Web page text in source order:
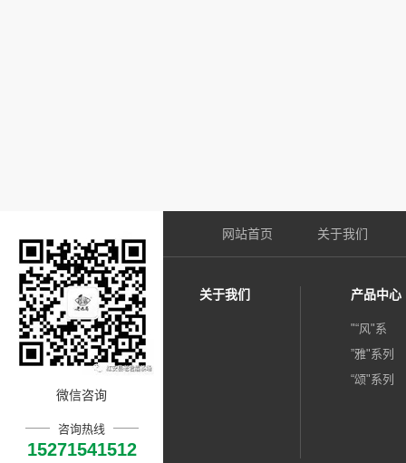
微信咨询
咨询热线
15271541512
网站首页 关于我们
关于我们 产品中心
"“风"系
”雅"系列
“颂"系列